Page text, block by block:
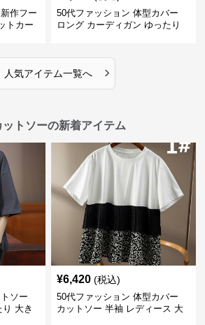
作フー
トカー
50代ファッション 体型カバー
ロング カーディガン ゆったり
人気アイテム一覧へ ›
トソーの新着アイテム
ソー
大き
¥6,420 (税込)
50代ファッション 体型カバー
カットソー 半袖 レディース 大